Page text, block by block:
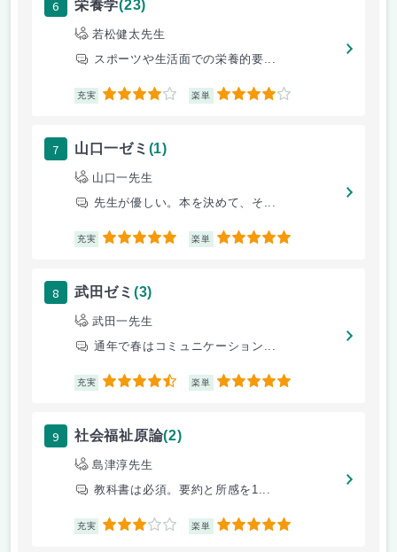
6 栄養学(23)
若松健太先生
スポーツや生活面での栄養的要...
充実 4 楽単 4
7 山口一ゼミ (1)
山口一先生
先生が優しい。本を決めて、そ...
充実 5 楽単 5
8 武田ゼミ (3)
武田一先生
通年で春はコミュニケーション...
充実 4.5 楽単 5
9 社会福祉原論(2)
島津淳先生
教科書は必須。要約と所感を1...
充実 3 楽単 5